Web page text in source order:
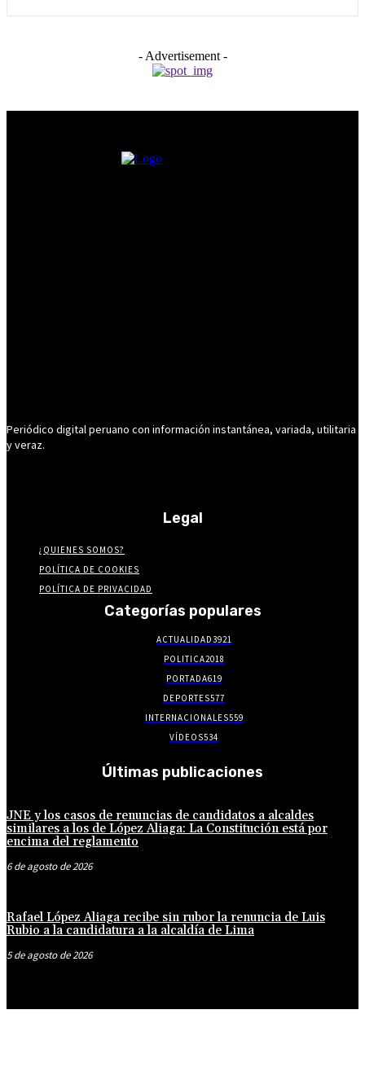
- Advertisement -
Periódico digital peruano con información instantánea, variada, utilitaria
y veraz.
Legal
¿QUIENES SOMOS?
POLÍTICA DE COOKIES
POLÍTICA DE PRIVACIDAD
Categorías populares
ACTUALIDAD3921
POLITICA2018
PORTADA619
DEPORTES577
INTERNACIONALES559
VÍDEOS534
Últimas publicaciones
JNE y los casos de renuncias de candidatos a alcaldes
similares a los de López Aliaga: La Constitución está por
encima del reglamento
6 de agosto de 2026
Rafael López Aliaga recibe sin rubor la renuncia de Luis
Rubio a la candidatura a la alcaldía de Lima
5 de agosto de 2026